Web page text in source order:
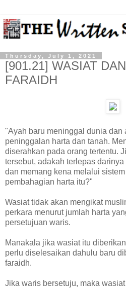
Thursday, July 1, 2021
[901.21] WASIAT
FARAIDH
"Ayah baru meninggal dunia dan
peninggalan harta dan tanah.
diserahkan pada orang tertentu.
tersebut, adakah terlepas
dan memang kena melalui
pembahagian harta itu?"
Wasiat tidak akan mengikat
perkara menurut jumlah harta
persetujuan waris.
Manakala jika wasiat itu
perlu diselesaikan dahulu baru
faraidh.
Jika waris bersetuju, maka